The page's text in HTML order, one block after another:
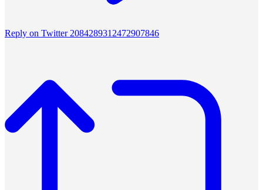
Reply on Twitter 2084289312472907846